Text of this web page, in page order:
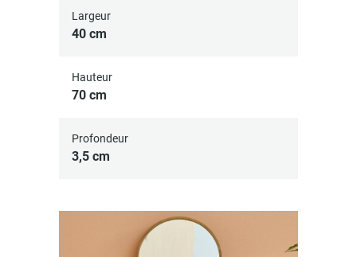
Largeur
40 cm
Hauteur
70 cm
Profondeur
3,5 cm